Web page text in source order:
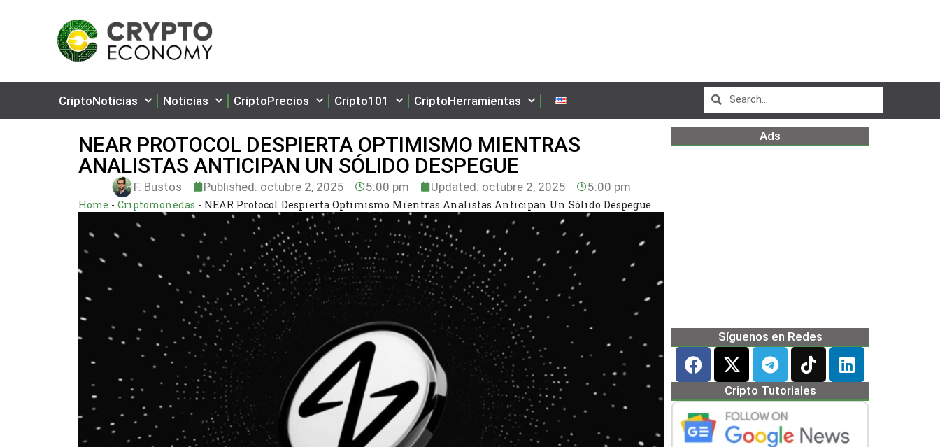
CriptoNoticias Noticias CriptoPrecios Cripto101 CriptoHerramientas
NEAR PROTOCOL DESPIERTA OPTIMISMO MIENTRAS
ANALISTAS ANTICIPAN UN SÓLIDO DESPEGUE
F. Bustos Published: octubre 2, 2025 5:00 pm Updated: octubre 2, 2025 5:00 pm
Home - Criptomonedas - NEAR Protocol Despierta Optimismo Mientras Analistas Anticipan Un Sólido Despegue
Ads
Síguenos en Redes
Cripto Tutoriales